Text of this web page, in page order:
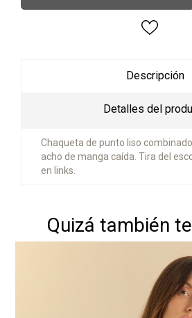
Descripción
Detalles del
Chaqueta de punto liso
acho de manga caída. Tira del
en links.
Quizá también